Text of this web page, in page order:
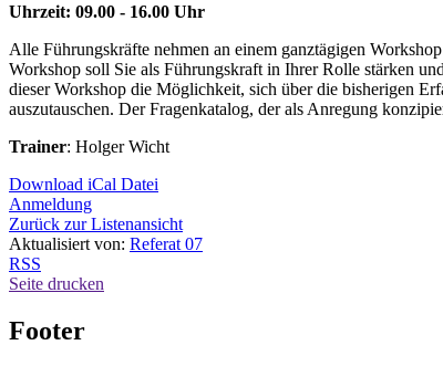
Uhrzeit: 09.00 - 16.00 Uhr
Alle Führungskräfte nehmen an einem ganztägigen
Workshop soll Sie als Führungskraft in Ihrer Rolle stärken
dieser Workshop die Möglichkeit, sich über die bisherigen
auszutauschen. Der Fragenkatalog, der als Anregung
Trainer: Holger Wicht
Download iCal Datei
Anmeldung
Zurück zur Listenansicht
Aktualisiert von: Referat 07
RSS
Seite drucken
Footer